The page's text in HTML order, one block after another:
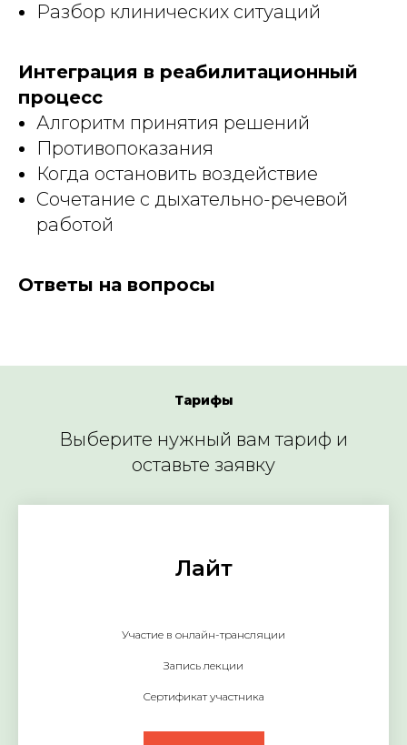
Разбор клинических ситуаций
Интеграция в реабилитационный
процесс
Алгоритм принятия решений
Противопоказания
Когда остановить воздействие
Сочетание с дыхательно-речевой
работой
Ответы на вопросы
Тарифы
Выберите нужный вам тариф и
оставьте заявку
Лайт
Участие в онлайн-трансляции
Запись лекции
Сертификат участника